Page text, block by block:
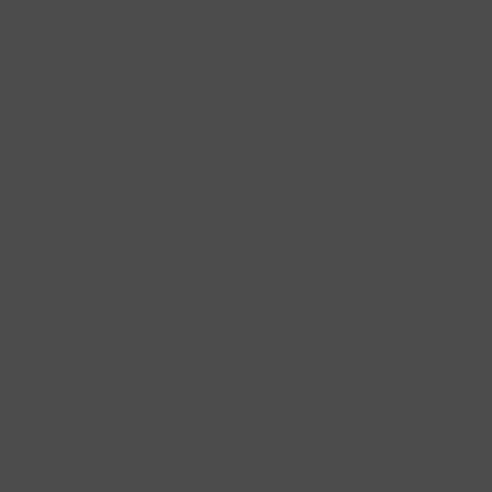
geeigneten Standort, der seinen Bedürfnissen
Torf, Kompost und saurem Pflanzsubstrat
Zu viel Sonne kann zu Blattverbrennungen
ist ideal für den Rhododendron 'Jacksonii'
beispielsweise keine Staunässe. Ein gut
vor starkem Wind geschützt werden, da